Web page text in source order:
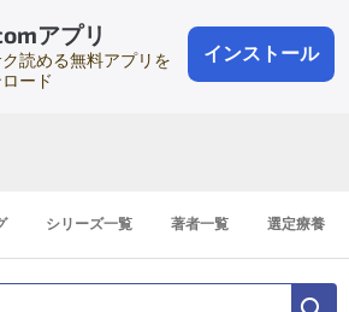
アプリ
読める無料アプリを
ード
インストール
会員登録
登録1分
シリーズ一覧 著者一覧 選定療養